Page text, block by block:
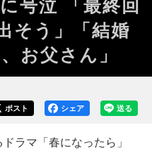
号泣 「最終回
そう」「結婚
お父さん」
送る
シェア
ポスト
ラマ「春になったら」